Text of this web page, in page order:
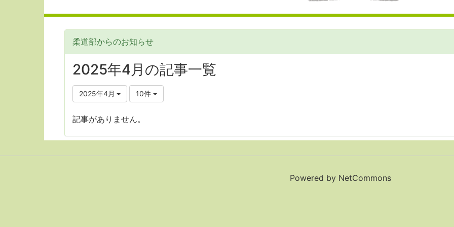
柔道部からのお知らせ
2025年4月の記事一覧
2025年4月 10件
記事がありません。
Powered by NetCommons